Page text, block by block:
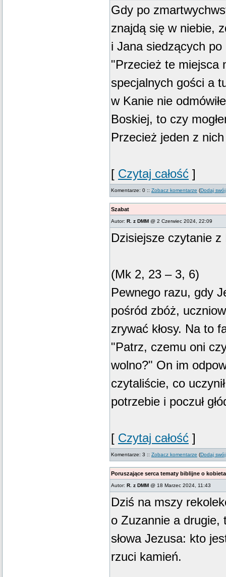
Gdy po
znajdą się w niebie,
i Jana siedzących
"Przecież te miejsca
specjalnych gości a
w Kanie nie
Boskiej, to czy
Przecież jeden z
[ Czytaj całość ]
Komentarze: 0 :: Zobacz komentarze (Dodaj
Szabat
Autor: R. z DMM @ 2 Czerwiec 2024, 22:09
Dzisiejsze czytanie z
(Mk 2, 23 – 3, 6)
Pewnego razu, gdy
pośród zbóż,
zrywać kłosy. Na to
"Patrz, czemu oni
wolno?" On im
czytaliście, co
potrzebie i poczuł
[ Czytaj całość ]
Komentarze: 3 :: Zobacz komentarze (Dodaj
Poruszające serca tematy biblijne o
Autor: R. z DMM @ 18 Marzec 2024, 11:43
Dziś na mszy
o Zuzannie a drugie,
słowa Jezusa: kto
rzuci kamień.